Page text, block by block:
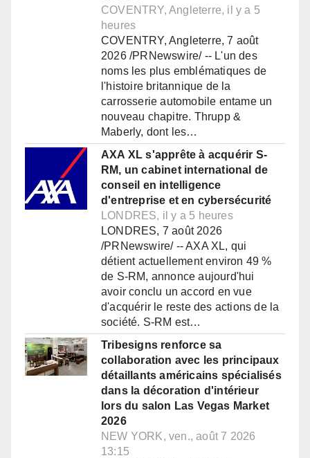
COVENTRY, Angleterre, il y a 5
heures
COVENTRY, Angleterre, 7 août
2026 /PRNewswire/ -- L'un des
noms les plus emblématiques de
l'histoire britannique de la
carrosserie automobile entame un
nouveau chapitre. Thrupp &
Maberly, dont les…
AXA XL s'apprête à acquérir S-
RM, un cabinet international de
conseil en intelligence
d'entreprise et en cybersécurité
LONDRES, il y a 5 heures
LONDRES, 7 août 2026
/PRNewswire/ -- AXA XL, qui
détient actuellement environ 49 %
de S-RM, annonce aujourd'hui
avoir conclu un accord en vue
d'acquérir le reste des actions de la
société. S-RM est…
Tribesigns renforce sa
collaboration avec les principaux
détaillants américains spécialisés
dans la décoration d'intérieur
lors du salon Las Vegas Market
2026
NEW YORK, ven., août 7 2026
13:15